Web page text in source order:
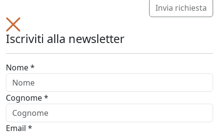
Invia richiesta
Iscriviti alla newsletter
Nome *
Cognome *
Email *